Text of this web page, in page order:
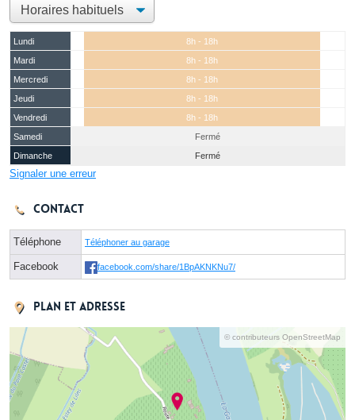
Lundi
8h - 18h
Mardi
8h - 18h
Mercredi
8h - 18h
Jeudi
8h - 18h
Vendredi
8h - 18h
Samedi
Fermé
Dimanche
Fermé
Signaler une erreur
Contact
Téléphone Téléphoner au garage
Facebook facebook.com/share/1BpAKNKNu7/
Plan et adresse
© contributeurs OpenStreetMap